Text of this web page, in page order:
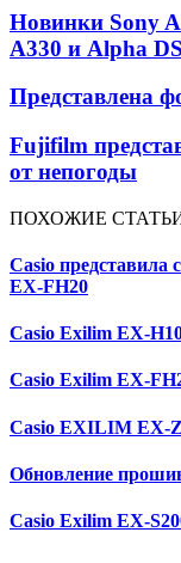
Новинки Sony
A330 и Alpha
Представлена
Fujifilm
от непогоды
ПОХОЖИЕ
Casio представила
EX-FH20
Casio Exilim EX-
Casio Exilim EX-
Casio EXILIM EX-
Обновление
Casio Exilim EX-